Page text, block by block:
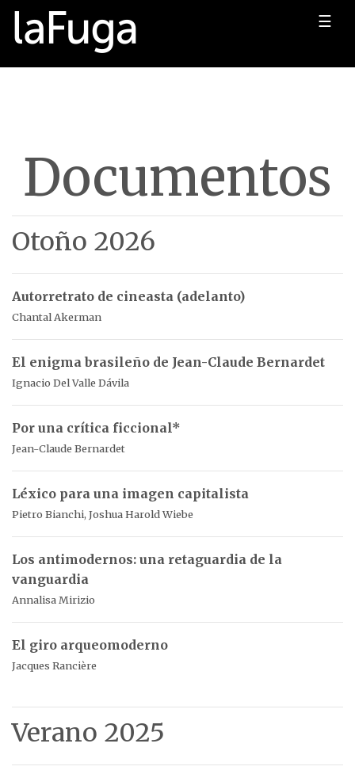
☰
Documentos
Otoño 2026
Autorretrato de cineasta (adelanto)
Chantal Akerman
El enigma brasileño de Jean-Claude Bernardet
Ignacio Del Valle Dávila
Por una crítica ficcional*
Jean-Claude Bernardet
Léxico para una imagen capitalista
Pietro Bianchi, Joshua Harold Wiebe
Los antimodernos: una retaguardia de la
vanguardia
Annalisa Mirizio
El giro arqueomoderno
Jacques Rancière
Verano 2025